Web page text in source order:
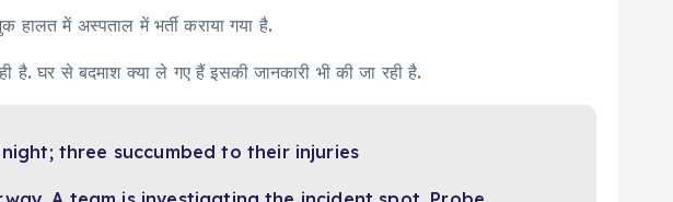
हालत में अस्पताल में भर्ती कराया गया है.
घर से बदमाश क्या ले गए हैं इसकी जानकारी भी की जा रही है.
three succumbed to their injuries